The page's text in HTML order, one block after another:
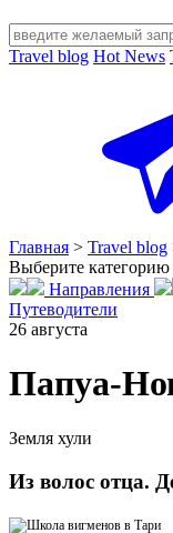
Travel blog Hot News
Главная > Travel blog
Выберите категорию
Направления
Путеводители
26 августа
Папуа-
Земля хули
Из волос отца.